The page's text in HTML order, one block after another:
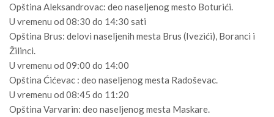
Opština Aleksandrovac: deo naseljenog mesto Boturići.
U vremenu od 08:30 do 14:30 sati
Opština Brus: delovi naseljenih mesta Brus (Ivezići), Boranci i
Žilinci.
U vremenu od 09:00 do 14:00
Opština Ćićevac : deo naseljenog mesta Radoševac.
U vremenu od 08:45 do 11:20
Opština Varvarin: deo naseljenog mesta Maskare.